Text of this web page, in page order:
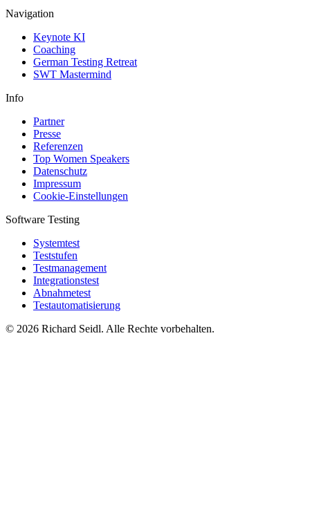
Navigation
Keynote KI
Coaching
German Testing Retreat
SWT Mastermind
Info
Partner
Presse
Referenzen
Top Women Speakers
Datenschutz
Impressum
Cookie-Einstellungen
Software Testing
Systemtest
Teststufen
Testmanagement
Integrationstest
Abnahmetest
Testautomatisierung
© 2026 Richard Seidl. Alle Rechte vorbehalten.